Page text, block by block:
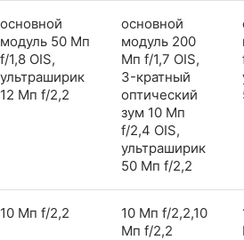
основной
модуль 50 Мп
f/1,8 OIS,
ультраширик
12 Мп f/2,2
основной
модуль 200
Мп f/1,7 OIS,
3-кратный
оптический
зум 10 Мп
f/2,4 OIS,
ультраширик
50 Мп f/2,2
10 Мп f/2,2
10 Мп f/2,2,10
Мп f/2,2